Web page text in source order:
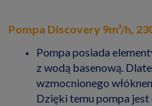
Pompa Discovery 9m³/h,
Pompa posiada
z wodą basenową.
wzmocnionego
Dzięki temu pompa